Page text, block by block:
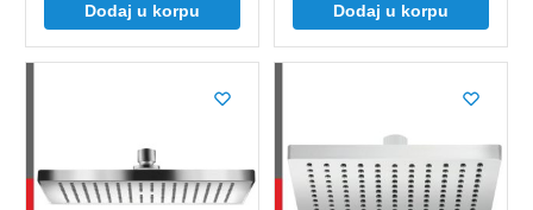
Dodaj u korpu Dodaj u korpu